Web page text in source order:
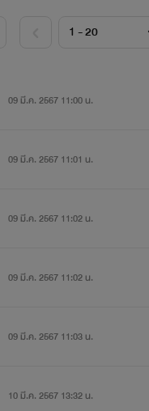
09 มี.ค. 2567 11:00 น.
09 มี.ค. 2567 11:01 น.
09 มี.ค. 2567 11:02 น.
09 มี.ค. 2567 11:02 น.
09 มี.ค. 2567 11:03 น.
10 มี.ค. 2567 13:32 น.